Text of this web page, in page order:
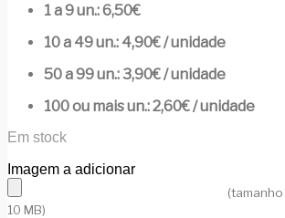
1 a 9 un.: 6,50€
10 a 49 un.: 4,90€ / unidade
50 a 99 un.: 3,90€ / unidade
100 ou mais un.: 2,60€ / unidade
Em stock
Imagem a adicionar
10 MB)